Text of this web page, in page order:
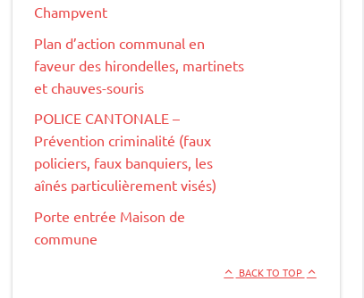
Champvent
Plan d’action communal en
faveur des hirondelles, martinets
et chauves-souris
POLICE CANTONALE –
Prévention criminalité (faux
policiers, faux banquiers, les
aînés particulièrement visés)
Porte entrée Maison de
commune
BACK TO TOP